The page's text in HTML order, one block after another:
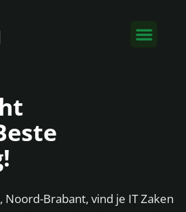
Noord-Brabant, vind je IT Zaken